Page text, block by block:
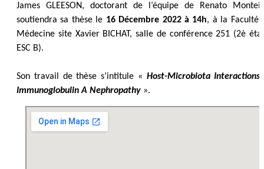
James GLEESON, doctorant de l’équipe de Renato
soutiendra sa thèse le 16 Décembre 2022 à 14h, à la Faculté
Médecine site Xavier BICHAT, salle de conférence 251 (2è
ESC B).
Son travail de thèse s’intitule « Host-Microbiota Interactions
Immunoglobulin A Nephropathy ».